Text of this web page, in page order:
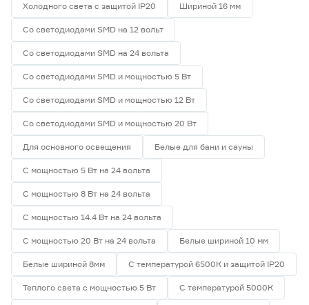
Холодного света с защитой IP20 Шириной 16 мм
Со светодиодами SMD на 12 вольт
Со светодиодами SMD на 24 вольта
Со светодиодами SMD и мощностью 5 Вт
Со светодиодами SMD и мощностью 12 Вт
Со светодиодами SMD и мощностью 20 Вт
Для основного освещения Белые для бани и сауны
С мощностью 5 Вт на 24 вольта
С мощностью 8 Вт на 24 вольта
С мощностью 14.4 Вт на 24 вольта
С мощностью 20 Вт на 24 вольта Белые шириной 10 мм
Белые шириной 8мм С температурой 6500К и защитой IP20
Теплого света с мощностью 5 Вт С температурой 5000К